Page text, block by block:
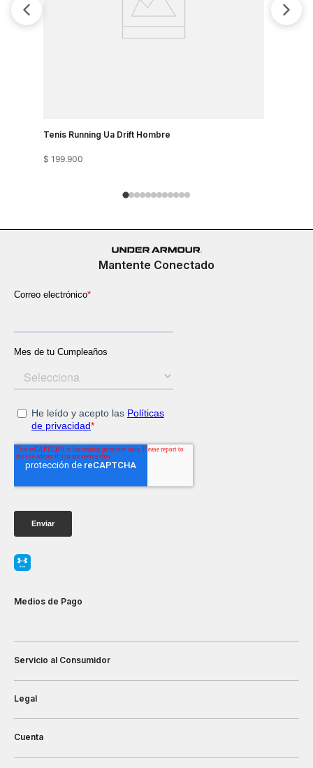
Tenis Running Ua Drift Hombre
$ 199.900
Mantente Conectado
Medios de Pago
Servicio al Consumidor
Legal
Cuenta